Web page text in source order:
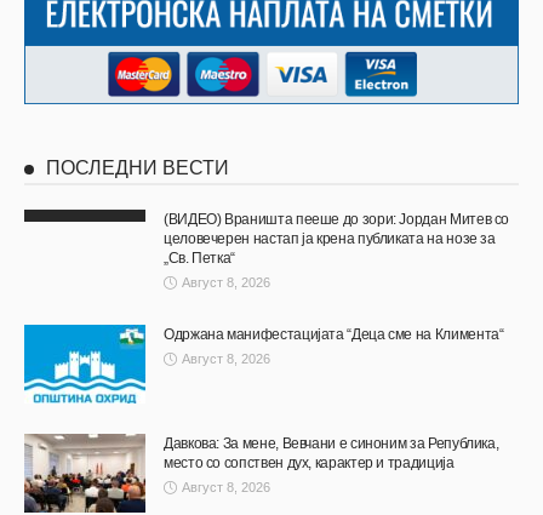
ПОСЛЕДНИ ВЕСТИ
(ВИДЕО) Враништа пееше до зори: Јордан Митев со
целовечерен настап ја крена публиката на нозе за
„Св. Петка“
Август 8, 2026
Одржана манифестацијата “Деца сме на Климента“
Август 8, 2026
Давкова: За мене, Вевчани е синоним за Република,
место со сопствен дух, карактер и традиција
Август 8, 2026